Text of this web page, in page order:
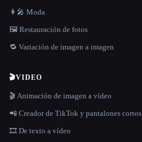
👩‍🎤 Moda
🖼️ Restauración de fotos
🔁 Variación de imagen a imagen
🎬VIDEO
🎬 Animación de imagen a vídeo
📲 Creador de TikTok y pantalones cortos
🎞️ De texto a vídeo